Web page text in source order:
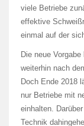
viele Betriebe
effektive
einmal auf der
Die neue
weiterhin nach
Doch Ende 2018
nur Betriebe mit
einhalten.
Technik